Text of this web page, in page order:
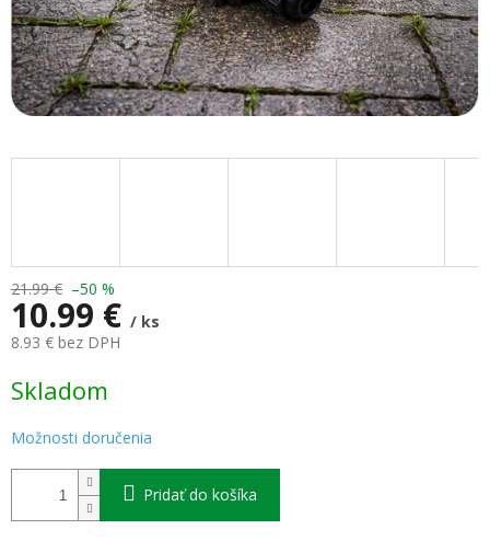
21.99 € –50 %
10.99 € / ks
8.93 € bez DPH
cena:
Skladom
Možnosti doručenia
Pridať do košíka